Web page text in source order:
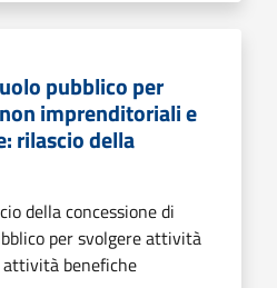
pubblico per
imprenditoriali e
rilascio della
della concessione di
per svolgere attività
benefiche